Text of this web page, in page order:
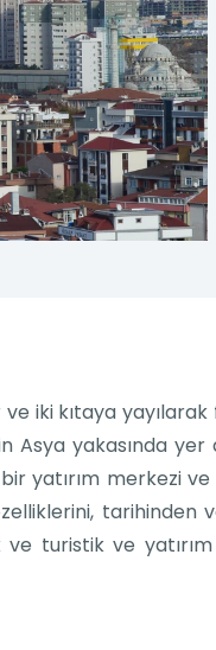
iki kıtaya yayılarak
yakasında yer
yatırım merkezi
tarihinden
turistik ve